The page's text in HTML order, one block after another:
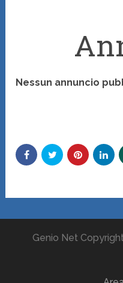
Nessun annuncio
Genio Net